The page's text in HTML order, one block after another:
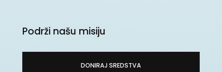
Podrži našu misiju
DONIRAJ SREDSTVA